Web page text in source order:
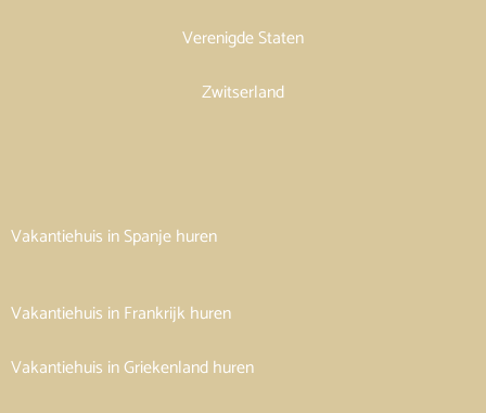
Verenigde Staten
Zwitserland
Vakantiehuis in Spanje huren
Vakantiehuis in Frankrijk huren
Vakantiehuis in Griekenland huren